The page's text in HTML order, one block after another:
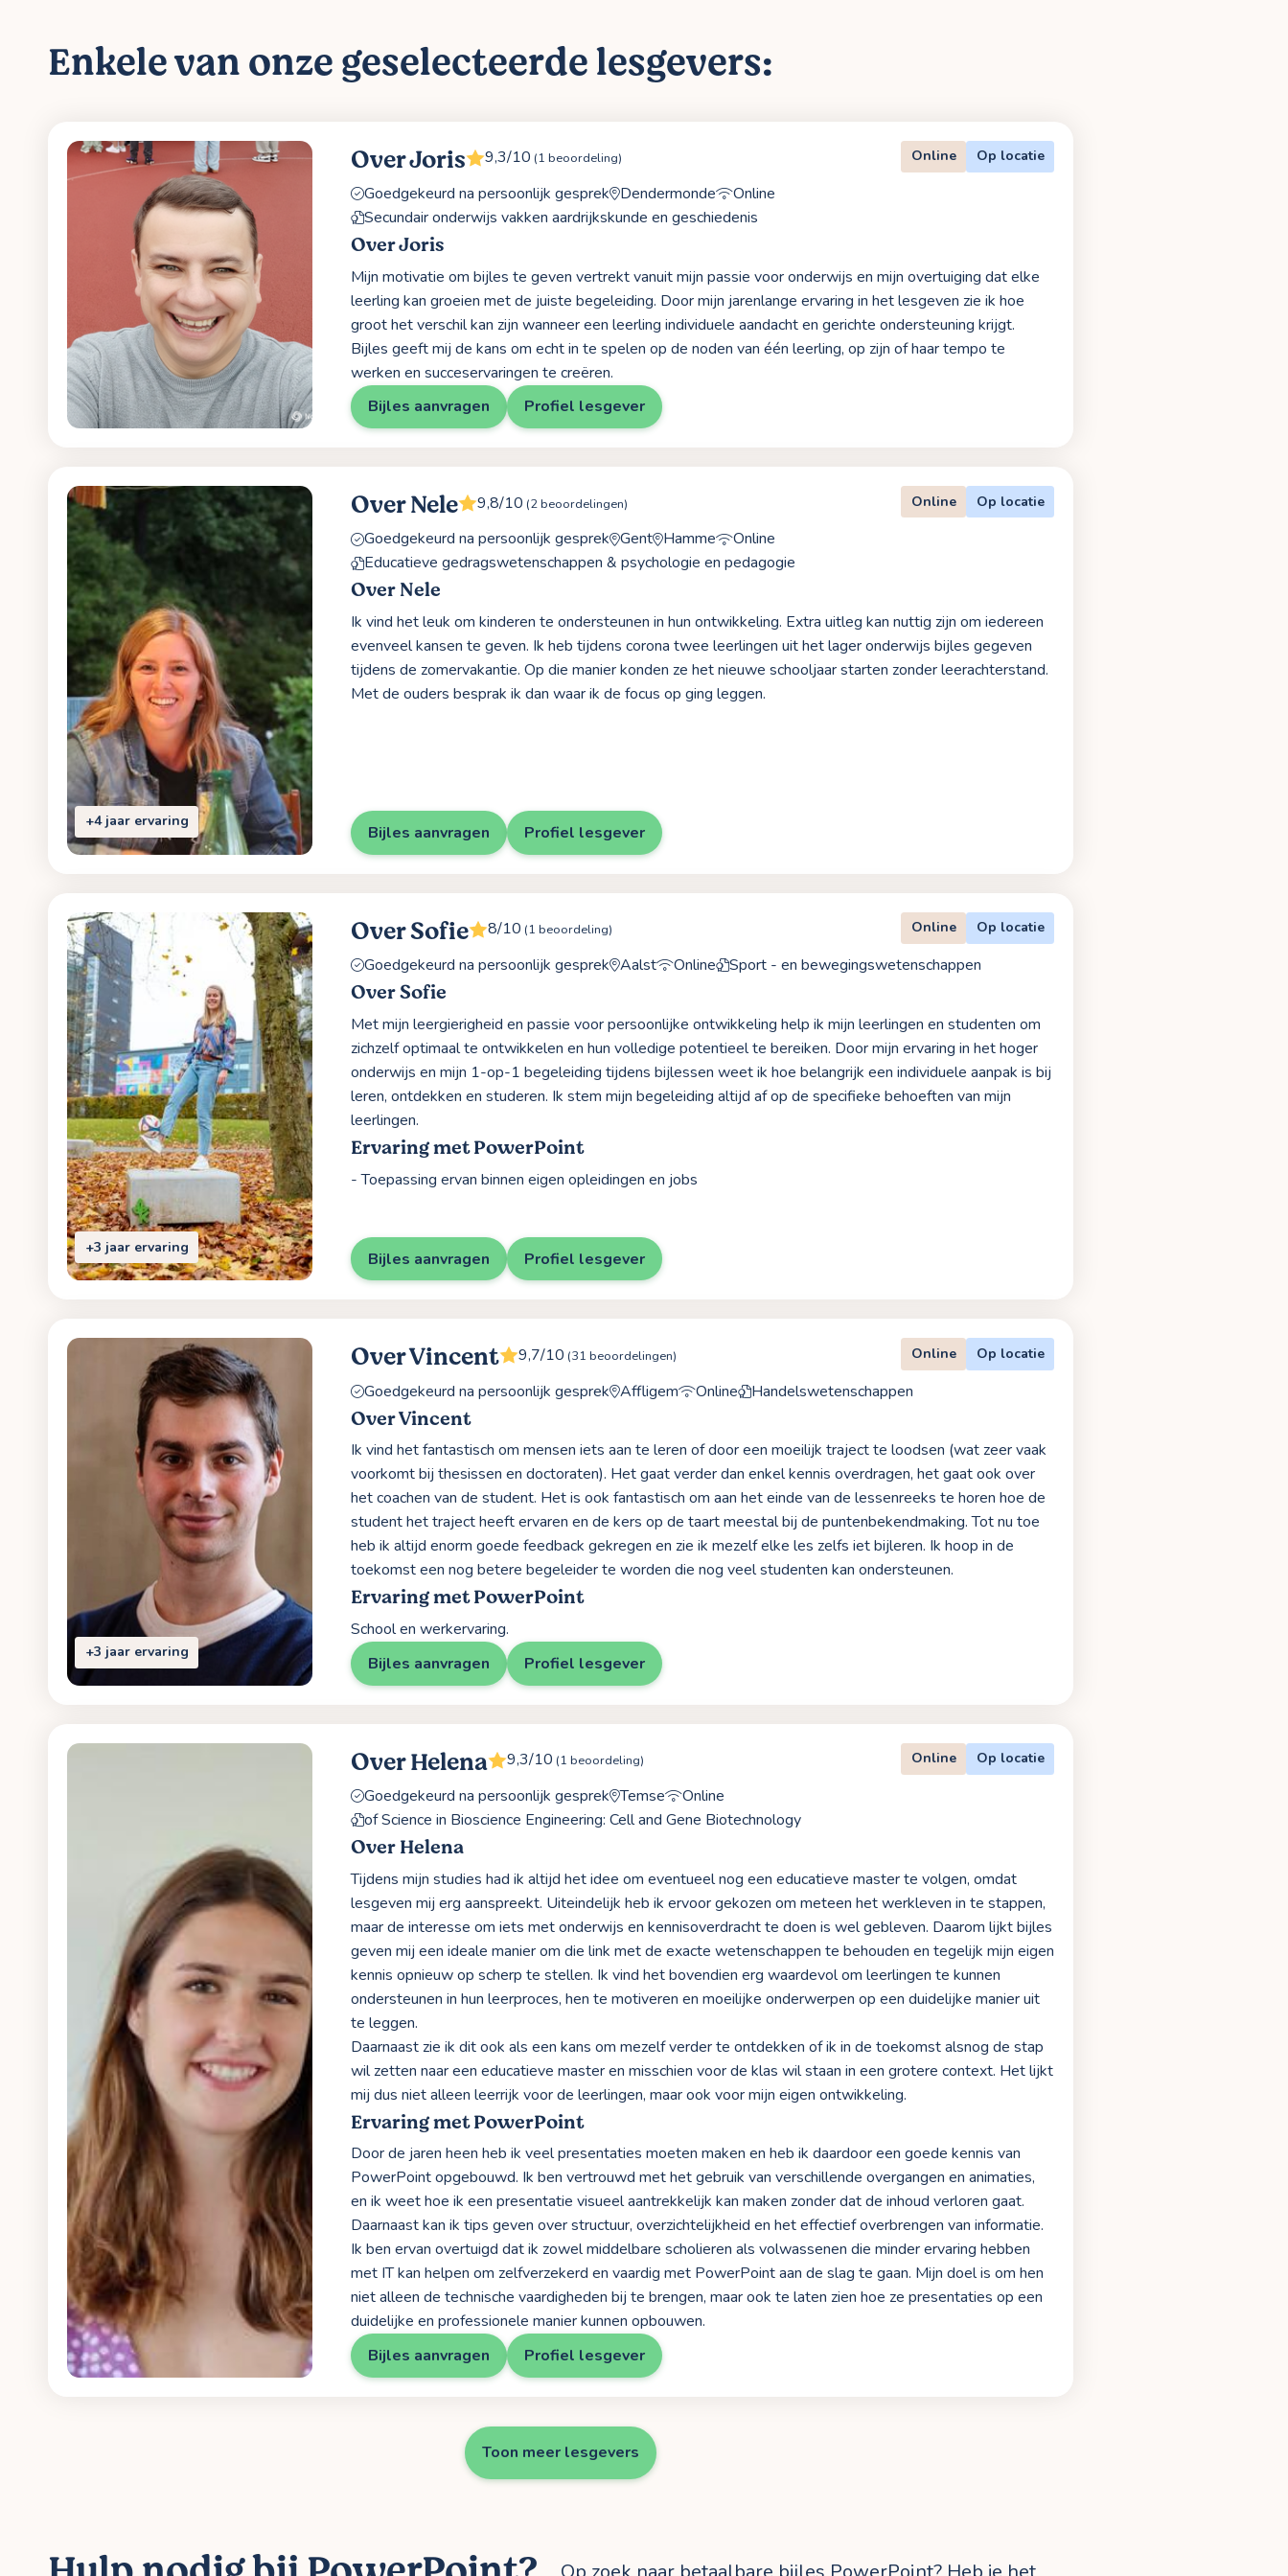
Enkele van onze geselecteerde lesgevers:
Over Joris 9,3/10 (1 beoordeling) Online Op locatie
Goedgekeurd na persoonlijk gesprek Dendermonde
Online
Secundair onderwijs vakken aardrijkskunde en geschiedenis
Over Joris
Mijn motivatie om bijles te geven vertrekt vanuit mijn passie voor onderwijs en mijn overtuiging dat elke
leerling kan groeien met de juiste begeleiding. Door mijn jarenlange ervaring in het lesgeven zie ik hoe
groot het verschil kan zijn wanneer een leerling individuele aandacht en gerichte ondersteuning krijgt.
Bijles geeft mij de kans om echt in te spelen op de noden van één leerling, op zijn of haar tempo te
werken en succeservaringen te creëren.
Bijles aanvragen
Profiel lesgever
+4 jaar ervaring
Over Nele 9,8/10 (2 beoordelingen) Online Op locatie
Goedgekeurd na persoonlijk gesprek Gent Hamme
Online
Educatieve gedragswetenschappen & psychologie en pedagogie
Over Nele
Ik vind het leuk om kinderen te ondersteunen in hun ontwikkeling. Extra uitleg kan nuttig zijn om iedereen
evenveel kansen te geven. Ik heb tijdens corona twee leerlingen uit het lager onderwijs bijles gegeven
tijdens de zomervakantie. Op die manier konden ze het nieuwe schooljaar starten zonder leerachterstand.
Met de ouders besprak ik dan waar ik de focus op ging leggen.
Bijles aanvragen Profiel lesgever
+3 jaar ervaring
Over Sofie 8/10 (1 beoordeling) Online Op locatie
Goedgekeurd na persoonlijk gesprek Aalst Online Sport - en bewegingswetenschappen
Over Sofie
Met mijn leergierigheid en passie voor persoonlijke ontwikkeling help ik mijn leerlingen en studenten om
zichzelf optimaal te ontwikkelen en hun volledige potentieel te bereiken. Door mijn ervaring in het hoger
onderwijs en mijn 1-op-1 begeleiding tijdens bijlessen weet ik hoe belangrijk een individuele aanpak is bij
leren, ontdekken en studeren. Ik stem mijn begeleiding altijd af op de specifieke behoeften van mijn
leerlingen.
Ervaring met PowerPoint
- Toepassing ervan binnen eigen opleidingen en jobs
Bijles aanvragen Profiel lesgever
+3 jaar ervaring
Over Vincent 9,7/10 (31 beoordelingen) Online Op locatie
Goedgekeurd na persoonlijk gesprek Affligem Online Handelswetenschappen
Over Vincent
Ik vind het fantastisch om mensen iets aan te leren of door een moeilijk traject te loodsen (wat zeer vaak
voorkomt bij thesissen en doctoraten). Het gaat verder dan enkel kennis overdragen, het gaat ook over
het coachen van de student. Het is ook fantastisch om aan het einde van de lessenreeks te horen hoe de
student het traject heeft ervaren en de kers op de taart meestal bij de puntenbekendmaking. Tot nu toe
heb ik altijd enorm goede feedback gekregen en zie ik mezelf elke les zelfs iet bijleren. Ik hoop in de
toekomst een nog betere begeleider te worden die nog veel studenten kan ondersteunen.
Ervaring met PowerPoint
School en werkervaring.
Bijles aanvragen
Profiel lesgever
Over Helena 9,3/10 (1 beoordeling) Online Op locatie
Goedgekeurd na persoonlijk gesprek Temse
Online
of Science in Bioscience Engineering: Cell and Gene Biotechnology
Over Helena
Tijdens mijn studies had ik altijd het idee om eventueel nog een educatieve master te volgen, omdat
lesgeven mij erg aanspreekt. Uiteindelijk heb ik ervoor gekozen om meteen het werkleven in te stappen,
maar de interesse om iets met onderwijs en kennisoverdracht te doen is wel gebleven. Daarom lijkt bijles
geven mij een ideale manier om die link met de exacte wetenschappen te behouden en tegelijk mijn eigen
kennis opnieuw op scherp te stellen. Ik vind het bovendien erg waardevol om leerlingen te kunnen
ondersteunen in hun leerproces, hen te motiveren en moeilijke onderwerpen op een duidelijke manier uit
te leggen.
Daarnaast zie ik dit ook als een kans om mezelf verder te ontdekken of ik in de toekomst alsnog de stap
wil zetten naar een educatieve master en misschien voor de klas wil staan in een grotere context. Het lijkt
mij dus niet alleen leerrijk voor de leerlingen, maar ook voor mijn eigen ontwikkeling.
Ervaring met PowerPoint
Door de jaren heen heb ik veel presentaties moeten maken en heb ik daardoor een goede kennis van
PowerPoint opgebouwd. Ik ben vertrouwd met het gebruik van verschillende overgangen en animaties,
en ik weet hoe ik een presentatie visueel aantrekkelijk kan maken zonder dat de inhoud verloren gaat.
Daarnaast kan ik tips geven over structuur, overzichtelijkheid en het effectief overbrengen van informatie.
Ik ben ervan overtuigd dat ik zowel middelbare scholieren als volwassenen die minder ervaring hebben
met IT kan helpen om zelfverzekerd en vaardig met PowerPoint aan de slag te gaan. Mijn doel is om hen
niet alleen de technische vaardigheden bij te brengen, maar ook te laten zien hoe ze presentaties op een
duidelijke en professionele manier kunnen opbouwen.
Bijles aanvragen
Profiel lesgever
Toon meer lesgevers